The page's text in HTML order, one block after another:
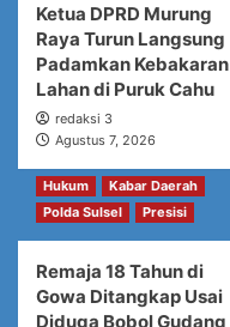
Ketua DPRD Murung
Raya Turun Langsung
Padamkan Kebakaran
Lahan di Puruk Cahu
redaksi 3
Agustus 7, 2026
Hukum
Kabar Daerah
Polda Sulsel
Presisi
Remaja 18 Tahun di
Gowa Ditangkap Usai
Diduga Bobol Gudang